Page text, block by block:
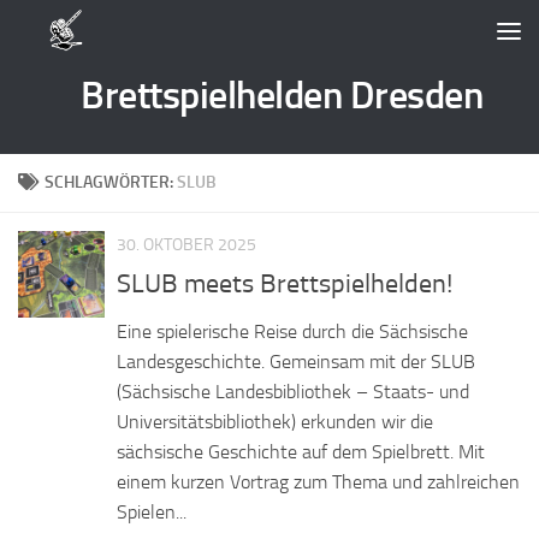
Zum Inhalt springen
Brettspielhelden Dresden
SCHLAGWÖRTER:SLUB
30. OKTOBER 2025
SLUB meets Brettspielhelden!
Eine spielerische Reise durch die Sächsische
Landesgeschichte. Gemeinsam mit der SLUB
(Sächsische Landesbibliothek – Staats- und
Universitätsbibliothek) erkunden wir die
sächsische Geschichte auf dem Spielbrett. Mit
einem kurzen Vortrag zum Thema und zahlreichen
Spielen...